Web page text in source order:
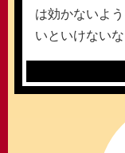
は効かないよ
いといけないな